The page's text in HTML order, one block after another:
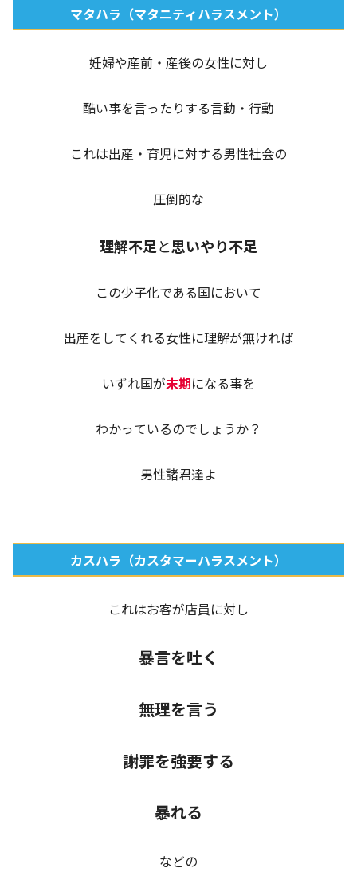
マタハラ（マタニティハラスメント）
妊婦や産前・産後の女性に対し
酷い事を言ったりする言動・行動
これは出産・育児に対する男性社会の
圧倒的な
理解不足と思いやり不足
この少子化である国において
出産をしてくれる女性に理解が無ければ
いずれ国が末期になる事を
わかっているのでしょうか？
男性諸君達よ
カスハラ（カスタマーハラスメント）
これはお客が店員に対し
暴言を吐く
無理を言う
謝罪を強要する
暴れる
などの